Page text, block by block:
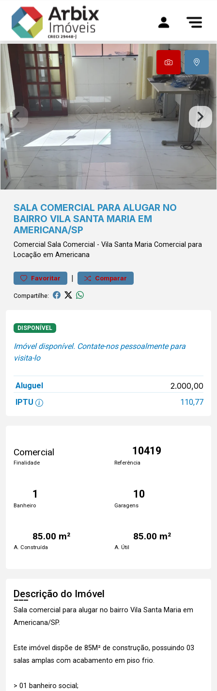
SALA COMERCIAL PARA ALUGAR NO
BAIRRO VILA SANTA MARIA EM
AMERICANA/SP
Comercial Sala Comercial - Vila Santa Maria Comercial para
Locação em Americana
Favoritar | Comparar
Compartilhe:
DISPONÍVEL
Imóvel disponível. Contate-nos pessoalmente para
visita-lo
Aluguel 2.000,00
IPTU 110,77
Comercial
Finalidade
10419
Referência
1
Banheiro
10
Garagens
85.00 m²
A. Construída
85.00 m²
A. Útil
Descrição do Imóvel
Sala comercial para alugar no bairro Vila Santa Maria em
Americana/SP.
Este imóvel dispõe de 85M² de construção, possuindo 03
salas amplas com acabamento em piso frio.
> 01 banheiro social;